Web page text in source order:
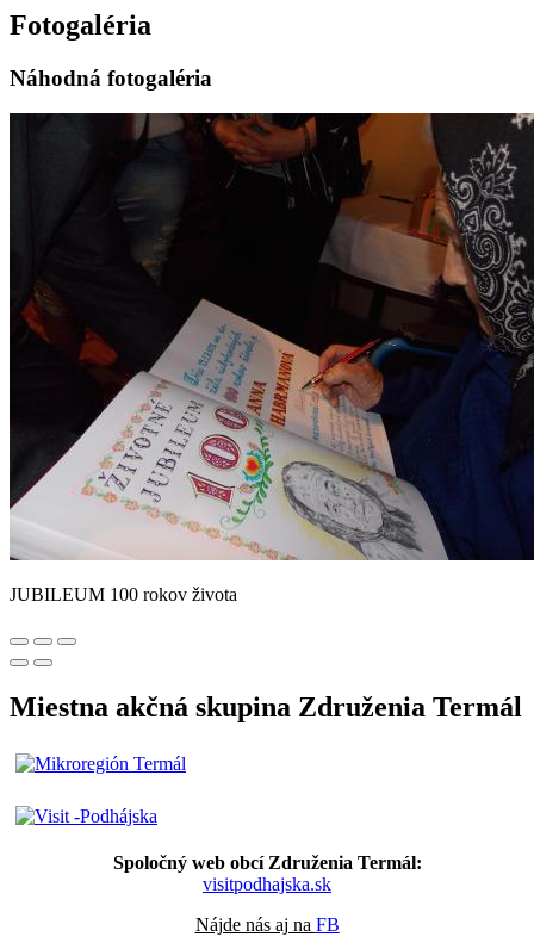
Fotogaléria
Náhodná fotogaléria
JUBILEUM 100 rokov života
Miestna akčná skupina Združenia Termál
Spoločný web obcí Združenia Termál:
visitpodhajska.sk
Nájde nás aj na FB